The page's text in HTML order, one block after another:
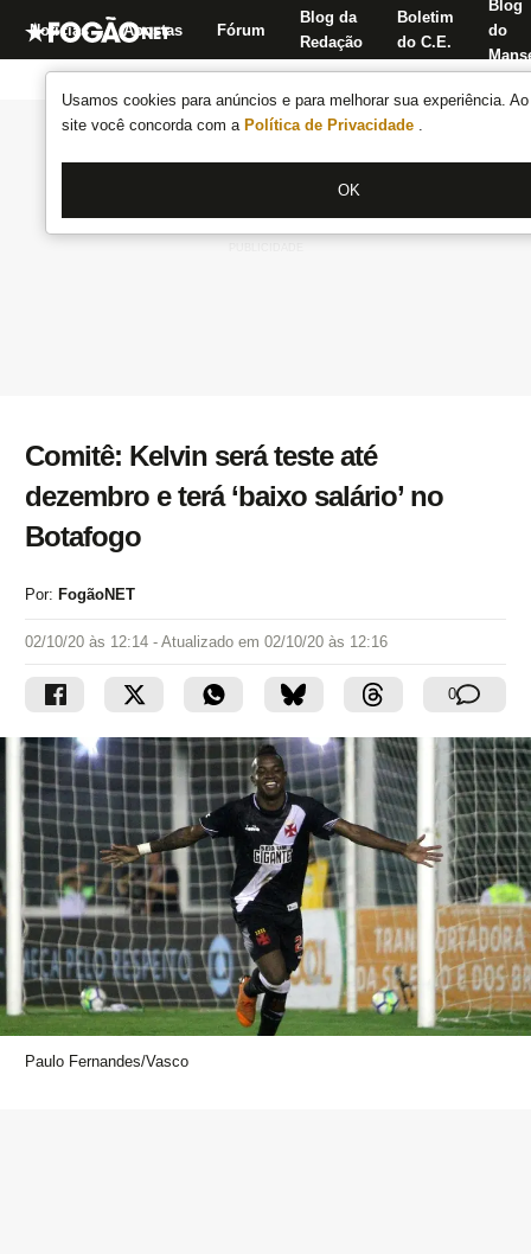
Usamos cookies para anúncios e para melhorar sua experiência.
site você concorda com a Política de Privacidade .
OK
Notícias Apostas Fórum
Blog da
Redação
Boletim
do C.E.
Blog
do
Comitê: Kelvin será teste até
dezembro e terá ‘baixo salário’ no
Botafogo
Por: FogãoNET
02/10/20 às 12:14 - Atualizado em 02/10/20 às 12:16
0
Paulo Fernandes/Vasco